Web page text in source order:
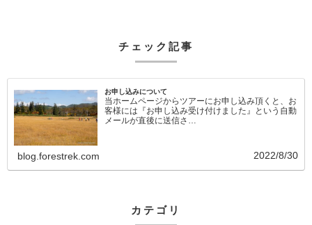
チェック記事
お申し込みについて
当ホームページからツアーにお申し込み頂くと、お
客様には『お申し込み受け付けました』という自動
メールが直後に送信さ…
blog.forestrek.com 2022/8/30
カテゴリ